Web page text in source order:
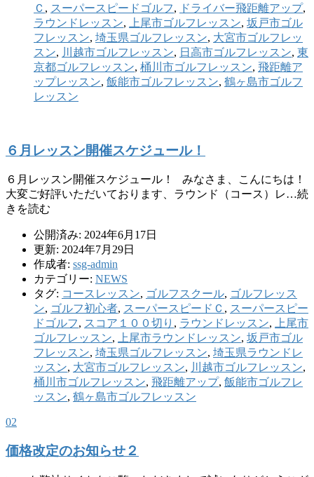
Ｃ , スーパースピードゴルフ, ドライバー飛距離アップ,
ラウンドレッスン, 上尾市ゴルフレッスン, 坂戸市ゴル
フレッスン, 埼玉県ゴルフレッスン, 大宮市ゴルフレッ
スン, 川越市ゴルフレッスン, 日高市ゴルフレッスン, 東
京都ゴルフレッスン, 桶川市ゴルフレッスン, 飛距離ア
ップレッスン, 飯能市ゴルフレッスン, 鶴ヶ島市ゴルフ
レッスン
６月レッスン開催スケジュール！
６月レッスン開催スケジュール！ みなさま、こんにちは！
大変ご好評いただいております、ラウンド（コース）レ…続
きを読む
公開済み: 2024年6月17日
更新: 2024年7月29日
作成者: ssg-admin
カテゴリー: NEWS
タグ: コースレッスン, ゴルフスクール, ゴルフレッス
ン, ゴルフ初心者, スーパースピードＣ , スーパースピー
ドゴルフ, スコア１００切り , ラウンドレッスン,
上尾市
ゴルフレッスン, 上尾市ラウンドレッスン, 坂戸市ゴル
フレッスン, 埼玉県ゴルフレッスン, 埼玉県ラウンドレ
ッスン, 大宮市ゴルフレッスン, 川越市ゴルフレッスン,
桶川市ゴルフレッスン, 飛距離アップ, 飯能市ゴルフレ
ッスン, 鶴ヶ島市ゴルフレッスン
02
価格改定のお知らせ２